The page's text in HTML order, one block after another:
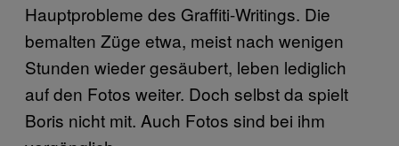
Hauptprobleme des Graffiti-Writings. Die
bemalten Züge etwa, meist nach wenigen
Stunden wieder gesäubert, leben lediglich
auf den Fotos weiter. Doch selbst da spielt
Boris nicht mit. Auch Fotos sind bei ihm